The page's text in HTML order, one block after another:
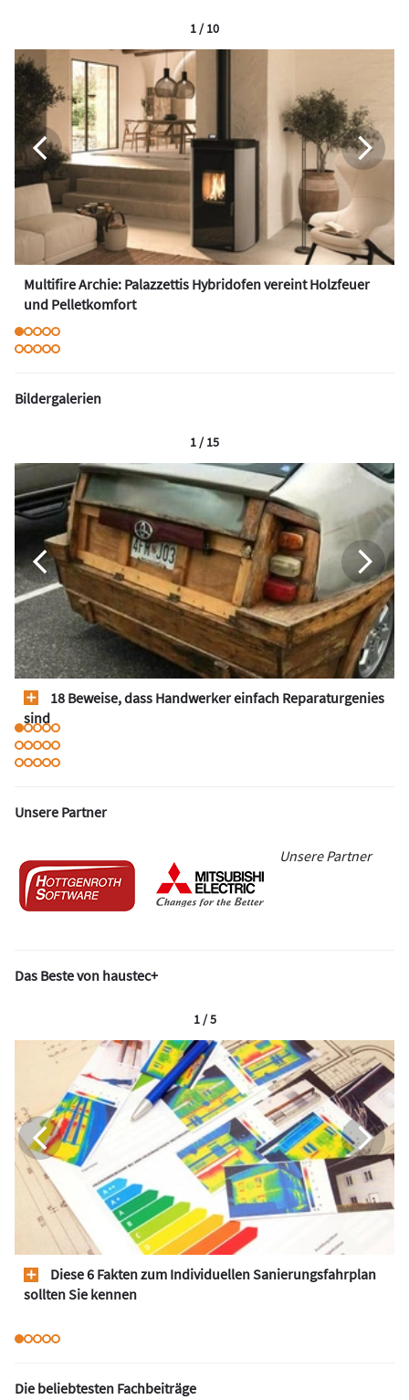
Multifire Archie: Palazzettis Hybridofen vereint Holzfeuer
und Pelletkomfort
1 / 10
Bildergalerien
18 Beweise, dass Handwerker einfach Reparaturgenies
sind
1 / 15
Unsere Partner
Unsere Partner
Das Beste von haustec+
Diese 6 Fakten zum Individuellen Sanierungsfahrplan
sollten Sie kennen
1 / 5
Die beliebtesten Fachbeiträge